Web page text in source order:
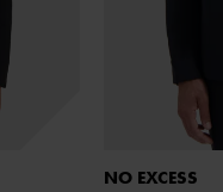
NO EXCESS